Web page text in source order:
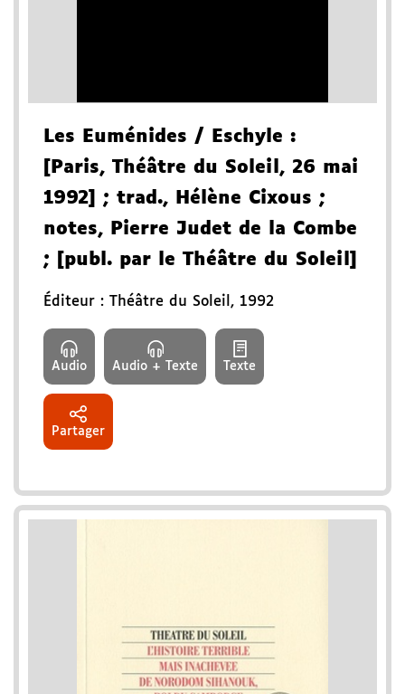
Les Euménides / Eschyle :
[Paris, Théâtre du Soleil, 26 mai
1992]
; trad., Hélène Cixous ;
notes, Pierre Judet de la Combe
; [publ. par le Théâtre du Soleil]
Éditeur : Théâtre du Soleil, 1992
Audio Audio + Texte Texte
Partager